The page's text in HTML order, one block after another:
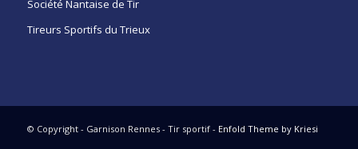
Société Nantaise de Tir
Tireurs Sportifs du Trieux
© Copyright - Garnison Rennes - Tir sportif - Enfold Theme by Kriesi